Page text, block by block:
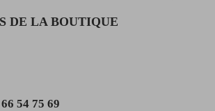
DE LA BOUTIQUE
54 75 69